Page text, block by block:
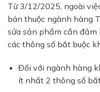
Từ 3/12/2025, ngoài
bán thuộc ngành hàng
sửa sản phẩm cần đảm
các thông số bắt buộc
Đối với ngành hàng
ít nhất 2 thông số